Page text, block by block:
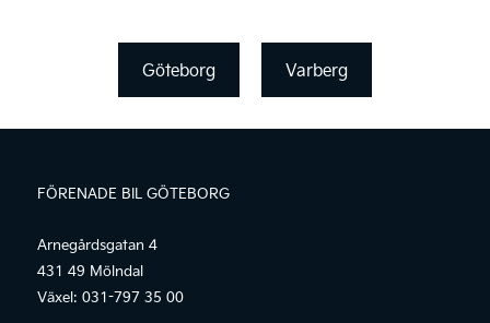
Göteborg Varberg
FÖRENADE BIL GÖTEBORG
Arnegårdsgatan 4
431 49 Mölndal
Växel: 031-797 35 00